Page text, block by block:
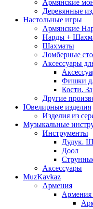
Армянские
Деревянные
Настольные игры
Армянские
Нарды +
Шахматы
Ломберные
Аксессуары
Фишки
Кости.
Другие
Ювелирные изделия
Изделия из
Музыкальные
Инструменты
Дудук.
Доол
Аксессуары
MuzKavkaz
Армения